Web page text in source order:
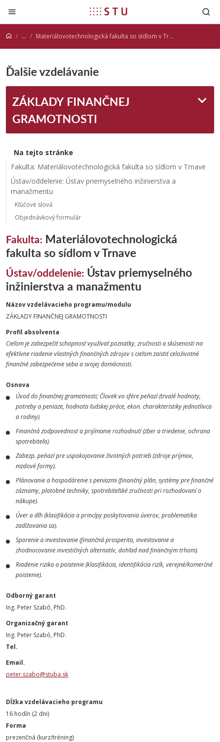
Prejsť na obsah
... Materiálovotechnologická fakulta so sídlom v Trnave
Ďalšie vzdelávanie
ZÁKLADY FINANČNEJ
GRAMOTNOSTI
Na tejto stránke
Fakulta: Materiálovotechnologická fakulta so sídlom v Trnave
Ústav/oddelenie: Ústav priemyselného inžinierstva a
manažmentu
Kľúčové slová
Objednávkový formulár
Fakulta: Materiálovotechnologická
fakulta so sídlom v Trnave
Ústav/oddelenie: Ústav priemyselného
inžinierstva a manažmentu
Názov vzdelávacieho programu/modulu
ZÁKLADY FINANČNEJ GRAMOTNOSTI
Profil absolventa
Cieľom je zabezpečiť schopnosť využívať poznatky, zručnosti a skúsenosti na
efektívne riadenie vlastných finančných zdrojov s cieľom zaistiť celoživotné
finančné zabezpečenie seba a svojej domácnosti.
Osnova
Úvod do finančnej gramotnosti; Človek vo sfére peňazí (trvalé hodnoty,
potreby a peniaze, hodnota ľudskej práce, ekon. charakteristiky jednotlivca
a rodiny).
Finančná zodpovednosť a prijímanie rozhodnutí (zber a triedenie, ochrana
spotrebiteľa).
Zabezp. peňazí pre uspokojovanie životných potrieb (zdroje príjmov,
mzdové formy).
Plánovanie a hospodárenie s peniazmi (finančný plán, systémy pre finančné
záznamy, platobné techniky, spotrebiteľské zručnosti pri rozhodovaní o
nákupe).
Úver a dlh (klasifikácia a princípy poskytovania úverov, problematika
zadlžovania sa).
Sporenie a investovanie (finančná prosperita, investovanie a
zhodnocovanie investičných alternatív, dohľad nad finančným trhom).
Riadenie rizika a poistenie (klasifikácia, identifikácia rizík, verejné/komerčné
poistenie).
Odborný garant
Ing. Peter Szabó, PhD.
Organizačný garant
Ing. Peter Szabó, PhD.
Tel.
Email.
peter.szabo@stuba.sk
Dĺžka vzdelávacieho programu
16 hodín (2 dni)
Forma
prezenčná (kurz/tréning)